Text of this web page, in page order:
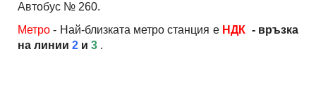
Автобус № 260.
Метро - Най-близката метро станция е НДК - връзка
на линии 2 и 3 .